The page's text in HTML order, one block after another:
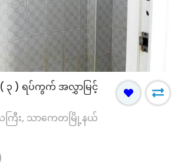
) ရပ်ကွက် အလွှာမြင့်
ကြီး, သာကေတမြို့နယ်